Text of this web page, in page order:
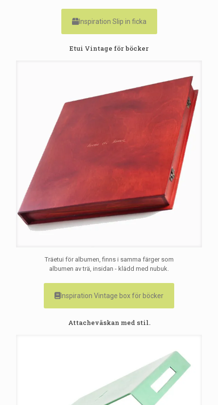
Inspiration Slip in ficka
Etui Vintage för böcker
Träetui för albumen, finns i samma färger som
albumen av trä, insidan - klädd med nubuk.
Inspiration Vintage box för böcker
Attacheväskan med stil.